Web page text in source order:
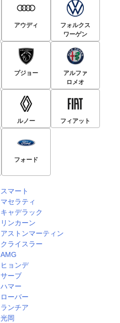
アウディ
フォルクス
ワーゲン
プジョー
アルファ
ロメオ
ルノー フィアット
フォード
スマート
マセラティ
キャデラック
リンカーン
アストンマーティン
クライスラー
AMG
ヒョンデ
サーブ
ハマー
ローバー
ランチア
光岡